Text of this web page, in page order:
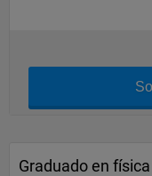
Graduado en